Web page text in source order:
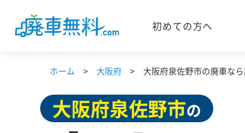
初めての方へ
ホーム 大阪府 大阪府泉佐野市の廃車な
大阪府泉佐野市の